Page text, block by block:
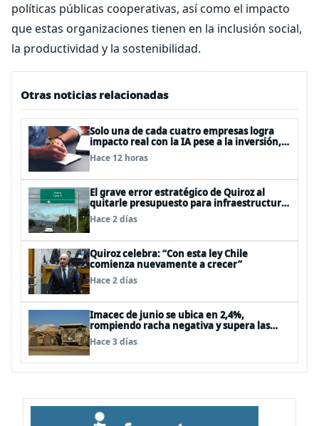
políticas públicas cooperativas, así como el impacto
que estas organizaciones tienen en la inclusión social,
la productividad y la sostenibilidad.
Otras noticias relacionadas
Solo una de cada cuatro empresas logra
impacto real con la IA pese a la inversión,
según el Foro Económico Mundial
Hace 12 horas
El grave error estratégico de Quiroz al
quitarle presupuesto para infraestructura
vial del Biobío
Hace 2 días
Quiroz celebra: “Con esta ley Chile
comienza nuevamente a crecer”
Hace 2 días
Imacec de junio se ubica en 2,4%,
rompiendo racha negativa y supera las
expectativas
Hace 3 días